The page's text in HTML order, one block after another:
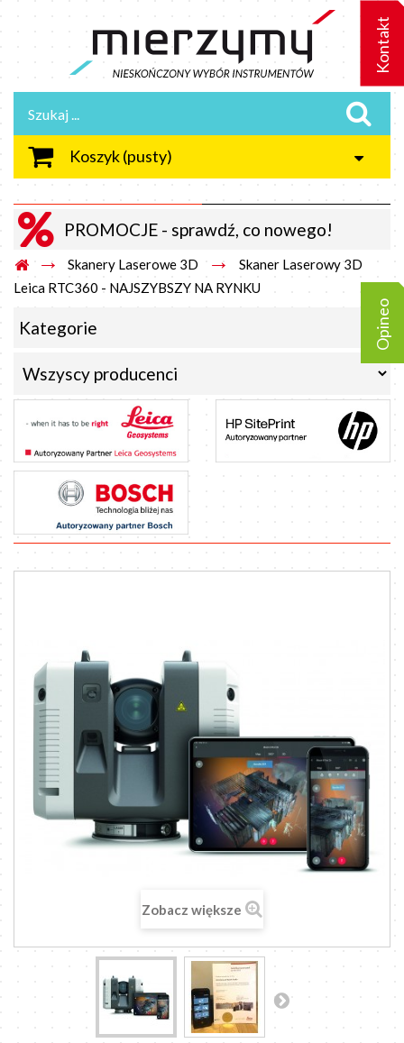
Koszyk(pusty)
PROMOCJE - sprawdź, co nowego!
→ Skanery Laserowe 3D →
Skaner Laserowy 3D
Leica RTC360 - NAJSZYBSZY NA RYNKU
Kategorie
Zobacz większe
Kontakt
Opineo